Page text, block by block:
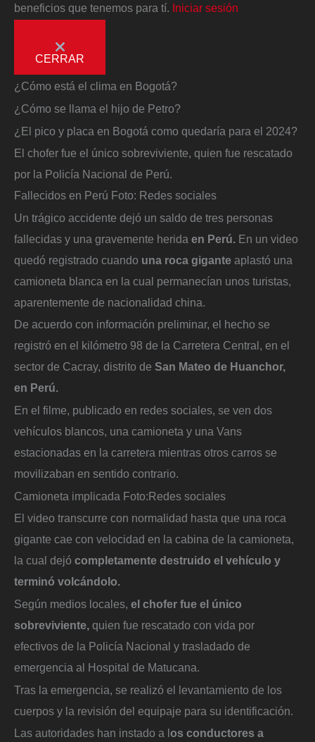
beneficios que tenemos para tí. Iniciar sesión
CERRAR
¿Cómo está el clima en Bogotá?
¿Cómo se llama el hijo de Petro?
¿El pico y placa en Bogotá como quedaría para el 2024?
El chofer fue el único sobreviviente, quien fue rescatado
por la Policía Nacional de Perú.
Fallecidos en Perú Foto: Redes sociales
Un trágico accidente dejó un saldo de tres personas
fallecidas y una gravemente herida en Perú. En un video
quedó registrado cuando una roca gigante aplastó una
camioneta blanca en la cual permanecían unos turistas,
aparentemente de nacionalidad china.
De acuerdo con información preliminar, el hecho se
registró en el kilómetro 98 de la Carretera Central, en el
sector de Cacray, distrito de San Mateo de Huanchor,
en Perú.
En el filme, publicado en redes sociales, se ven dos
vehículos blancos, una camioneta y una Vans
estacionadas en la carretera mientras otros carros se
movilizaban en sentido contrario.
Camioneta implicada Foto:Redes sociales
El video transcurre con normalidad hasta que una roca
gigante cae con velocidad en la cabina de la camioneta,
la cual dejó completamente destruido el vehículo y
terminó volcándolo.
Según medios locales, el chofer fue el único
sobreviviente, quien fue rescatado con vida por
efectivos de la Policía Nacional y trasladado de
emergencia al Hospital de Matucana.
Tras la emergencia, se realizó el levantamiento de los
cuerpos y la revisión del equipaje para su identificación.
Las autoridades han instado a los conductores a